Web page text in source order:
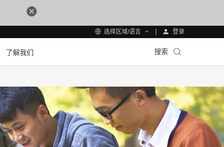
选择区域/语言 登录
了解我们 搜索